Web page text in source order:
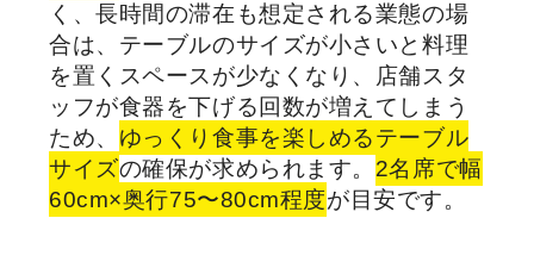
く、長時間の滞在も想定される業態の場
合は、テーブルのサイズが小さいと料理
を置くスペースが少なくなり、店舗スタ
ッフが食器を下げる回数が増えてしまう
ため、 ゆっくり食事を楽しめるテーブル
サイズの確保が求められます。 2名席で幅
60cm×奥行75〜80cm程度が目安です。